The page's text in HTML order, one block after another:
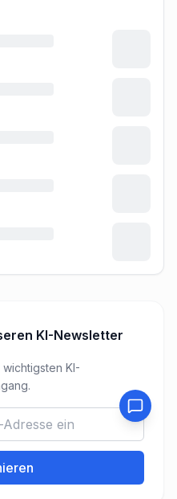
KI-Newsletter
KI-